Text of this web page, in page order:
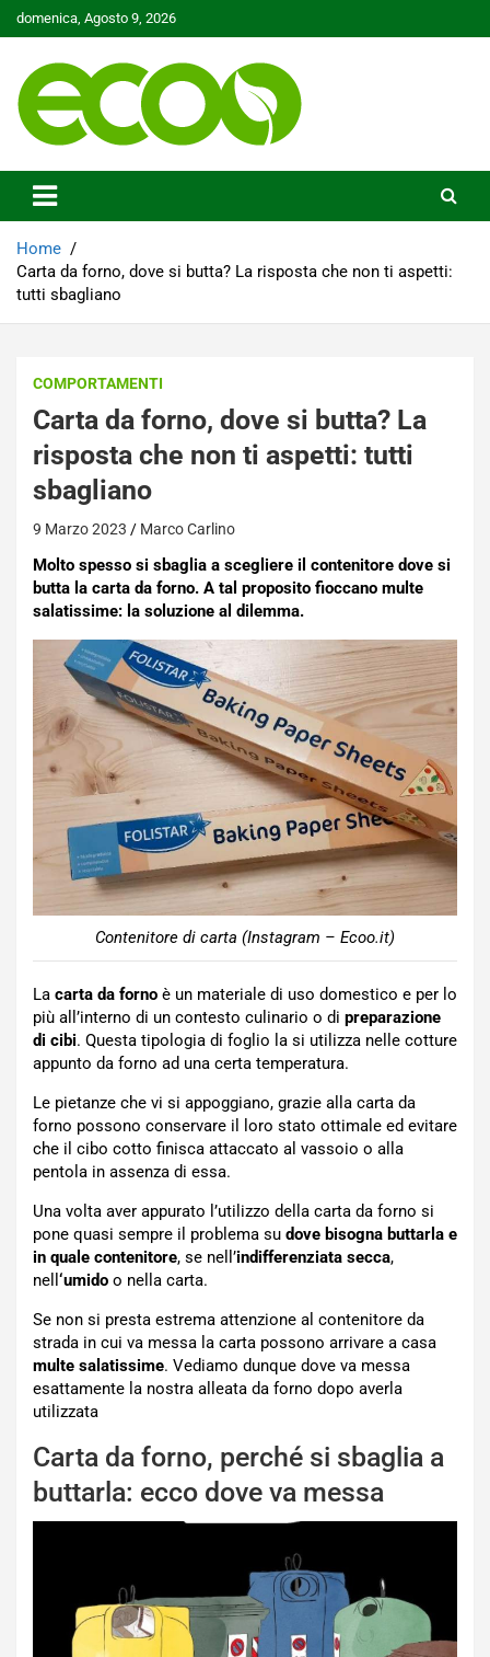
Skip
to
domenica, Agosto 9, 2026
Ecoo.it
Home
Carta da forno, dove si butta? La risposta che non ti aspetti:
tutti sbagliano
COMPORTAMENTI
Carta da forno, dove si butta? La
risposta che non ti aspetti: tutti
sbagliano
9 Marzo 2023 Marco Carlino
Molto spesso si sbaglia a scegliere il contenitore dove si
butta la carta da forno. A tal proposito fioccano multe
salatissime: la soluzione al dilemma.
Contenitore di carta (Instagram – Ecoo.it)
La carta da forno è un materiale di uso domestico e per lo
più all’interno di un contesto culinario o di preparazione
di cibi. Questa tipologia di foglio la si utilizza nelle cotture
appunto da forno ad una certa temperatura.
Le pietanze che vi si appoggiano, grazie alla carta da
forno possono conservare il loro stato ottimale ed evitare
che il cibo cotto finisca attaccato al vassoio o alla
pentola in assenza di essa.
Una volta aver appurato l’utilizzo della carta da forno si
pone quasi sempre il problema su dove bisogna buttarla e
in quale contenitore, se nell’indifferenziata secca,
nell ‘umido o nella carta.
Se non si presta estrema attenzione al contenitore da
strada in cui va messa la carta possono arrivare a casa
multe salatissime. Vediamo dunque dove va messa
esattamente la nostra alleata da forno dopo averla
utilizzata
Carta da forno, perché si sbaglia a
buttarla: ecco dove va messa